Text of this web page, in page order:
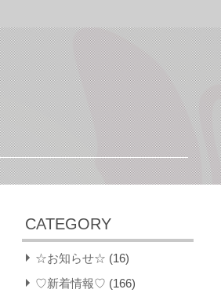
CATEGORY
☆お知らせ☆ (16)
♡新着情報♡ (166)